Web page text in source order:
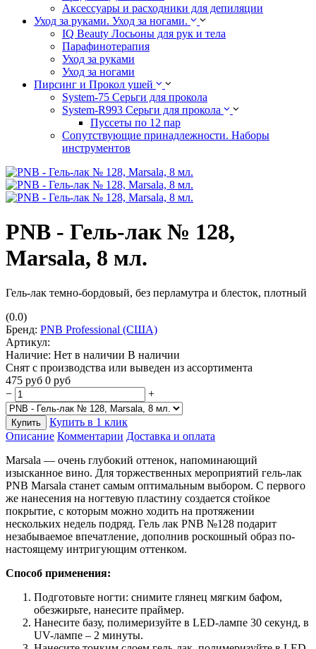
Аксессуары и расходники для депиляции
Уход за руками. Уход за ногами.
IQ Beauty Лосьоны для рук и тела
Парафинотерапия
Уход за руками
Уход за ногами
Пирсинг и Прокол ушей
System-75 Серьги для прокола
System-R993 Серьги для прокола
Пуссеты по 12 пар
Cопутствующие принадлежности. Наборы
инструментов
PNB - Гель-лак № 128,
Marsala, 8 мл.
Гель-лак темно-бордовый, без перламутра и блесток, плотный
(0.0)
Бренд: PNB Professional (США)
Артикул:
Наличие: Нет в наличии В наличии
Снят с производства или выведен из ассортимента
475 руб 0 руб
−
+
Купить
Купить в 1 клик
Описание Комментарии Доставка и оплата
Marsala — очень глубокий оттенок, напоминающий
изысканное вино. Для торжественных мероприятий гель-лак
PNB Marsala станет самым оптимальным выбором. С первого
же нанесения на ногтевую пластину создается стойкое
покрытие, с которым можно ходить на протяжении
нескольких недель подряд. Гель лак PNB №128 подарит
незабываемое впечатление, дополнив роскошный образ по-
настоящему интригующим оттенком.
Способ применения:
Подготовьте ногти: снимите глянец мягким бафом,
обезжирьте, нанесите праймер.
Нанесите базу, полимеризуйте в LED-лампе 30 секунд, в
UV-лампе – 2 минуты.